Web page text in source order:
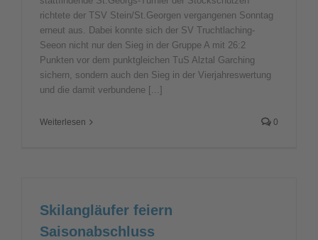
richtete der TSV Stein/St.Georgen vergangenen Sonntag
erneut aus. Dabei konnte sich der SV Truchtlaching-
Seeon nicht nur den Sieg in der Gruppe A mit 26:2
Punkten vor dem punktgleichen TuS Alztal Garching
sichern, sondern auch den Sieg in der Vierjahreswertung
und die damit verbundene [...]
Weiterlesen 0
Skilangläufer feiern
Saisonabschluss